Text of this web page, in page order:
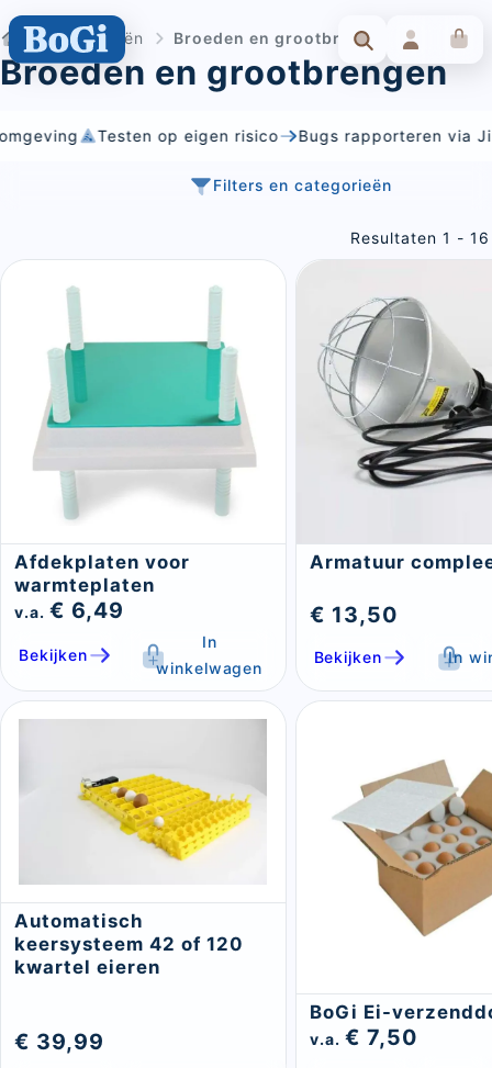
Categorieën Broeden en grootbrengen
Broeden en grootbrengen
Testen op eigen risico Bugs rapporteren via Jira
Filters en categorieën
Resultaten 1 -
Afdekplaten voor
warmteplaten
v.a. € 6,49
Bekijken
In
winkelwagen
Armatuur
€ 13,50
Bekijken In
Automatisch
keersysteem 42 of 120
kwartel eieren
€ 39,99
BoGi Ei-
v.a. € 7,50